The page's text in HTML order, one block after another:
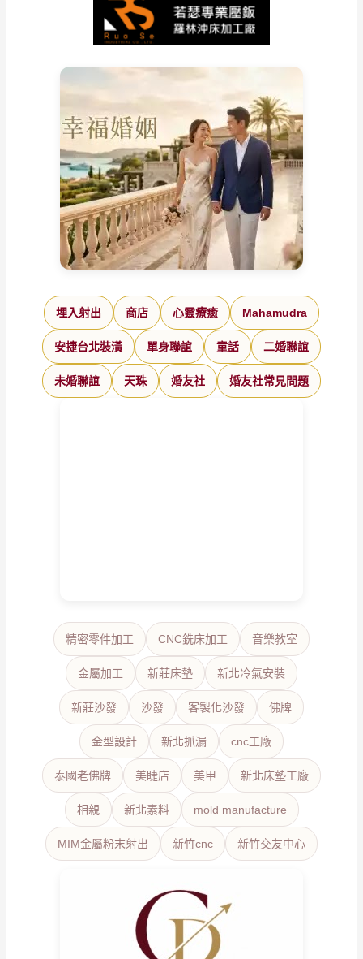
埋入射出 商店 心靈療癒 Mahamudra
安捷台北裝潢 單身聯誼 童話 二婚聯誼
未婚聯誼 天珠 婚友社 婚友社常見問題
精密零件加工 CNC銑床加工 音樂教室
金屬加工 新莊床墊 新北冷氣安裝
新莊沙發 沙發 客製化沙發 佛牌
金型設計 新北抓漏 cnc工廠
泰國老佛牌 美睫店 美甲 新北床墊工廠
相親 新北素料 mold manufacture
MIM金屬粉末射出 新竹cnc 新竹交友中心